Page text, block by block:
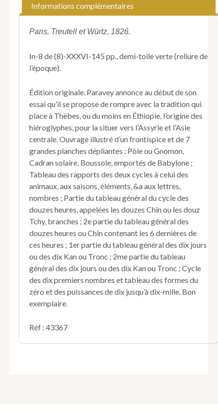
Essai
l'origine
hiéroglyphique
et
lettres,
de
tous
les
peuples,
ouvrage
accompagné
de
planches
soignées
et
très
étendues,
précédé
d'un
coup
d'oeil
rapide
sur
l'histoire
de
Informations complémentaires
Paris, Treutell et Würtz, 1826.
In-8 de (8)-XXXVI-145 pp., demi-toile verte (reliure de
l’époque).
Édition originale. Paravey annonce au début de son
essai qu’il se propose de rompre avec la tradition qui
place à Thèbes, ou du moins en Éthiopie, l’origine des
hiéroglyphes, pour la situer vers l’Assyrie et l’Asie
centrale. Ouvrage illustré d’un frontispice et de 7
grandes planches dépliantes : Pôle ou Gnomon,
Cadran solaire, Boussole, emportés de Babylone ;
Tableau des rapports des deux cycles à celui des
animaux, aux saisons, éléments, &a aux lettres,
nombres ; Partie du tableau général du cycle des
douzes heures, appelées les douzes Chin ou les douz
Tchy, branches ; 2e partie du tableau général des
douzes heures ou Chin contenant les 6 dernières de
ces heures ; 1er partie du tableau général des dix jours
ou des dix Kan ou Tronc ; 2me partie du tableau
général des dix jours ou des dix Kan ou Tronc ; Cycle
des dix premiers nombres et tableau des formes du
zéro et des puissances de dix jusqu’à dix-mille. Bon
exemplaire.
Réf : 43367